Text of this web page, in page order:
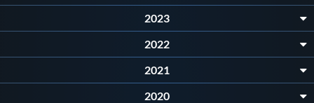
Area Legislativa
2023
2022
2021
2020